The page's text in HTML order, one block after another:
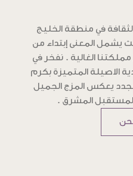
في منطقة الخليج
يشمل المعنى إبتداء من
الغالية . نفخر في
الاصيلة المتميزة بكرم
يعكس المزج الجميل
المشرق .